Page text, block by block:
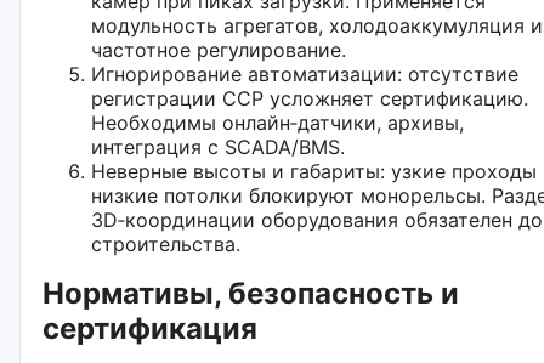
модульность агрегатов, холодоаккумуляция и
частотное регулирование.
Игнорирование автоматизации: отсутствие
регистрации CCP усложняет сертификацию.
Необходимы онлайн‑датчики, архивы,
интеграция с SCADA/BMS.
Неверные высоты и габариты: узкие проходы
низкие потолки блокируют монорельсы.
3D‑координации оборудования обязателен до
строительства.
Нормативы, безопасность и
сертификация